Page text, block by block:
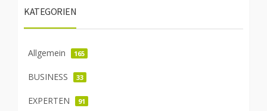
KATEGORIEN
Allgemein 165
BUSINESS 33
EXPERTEN 91